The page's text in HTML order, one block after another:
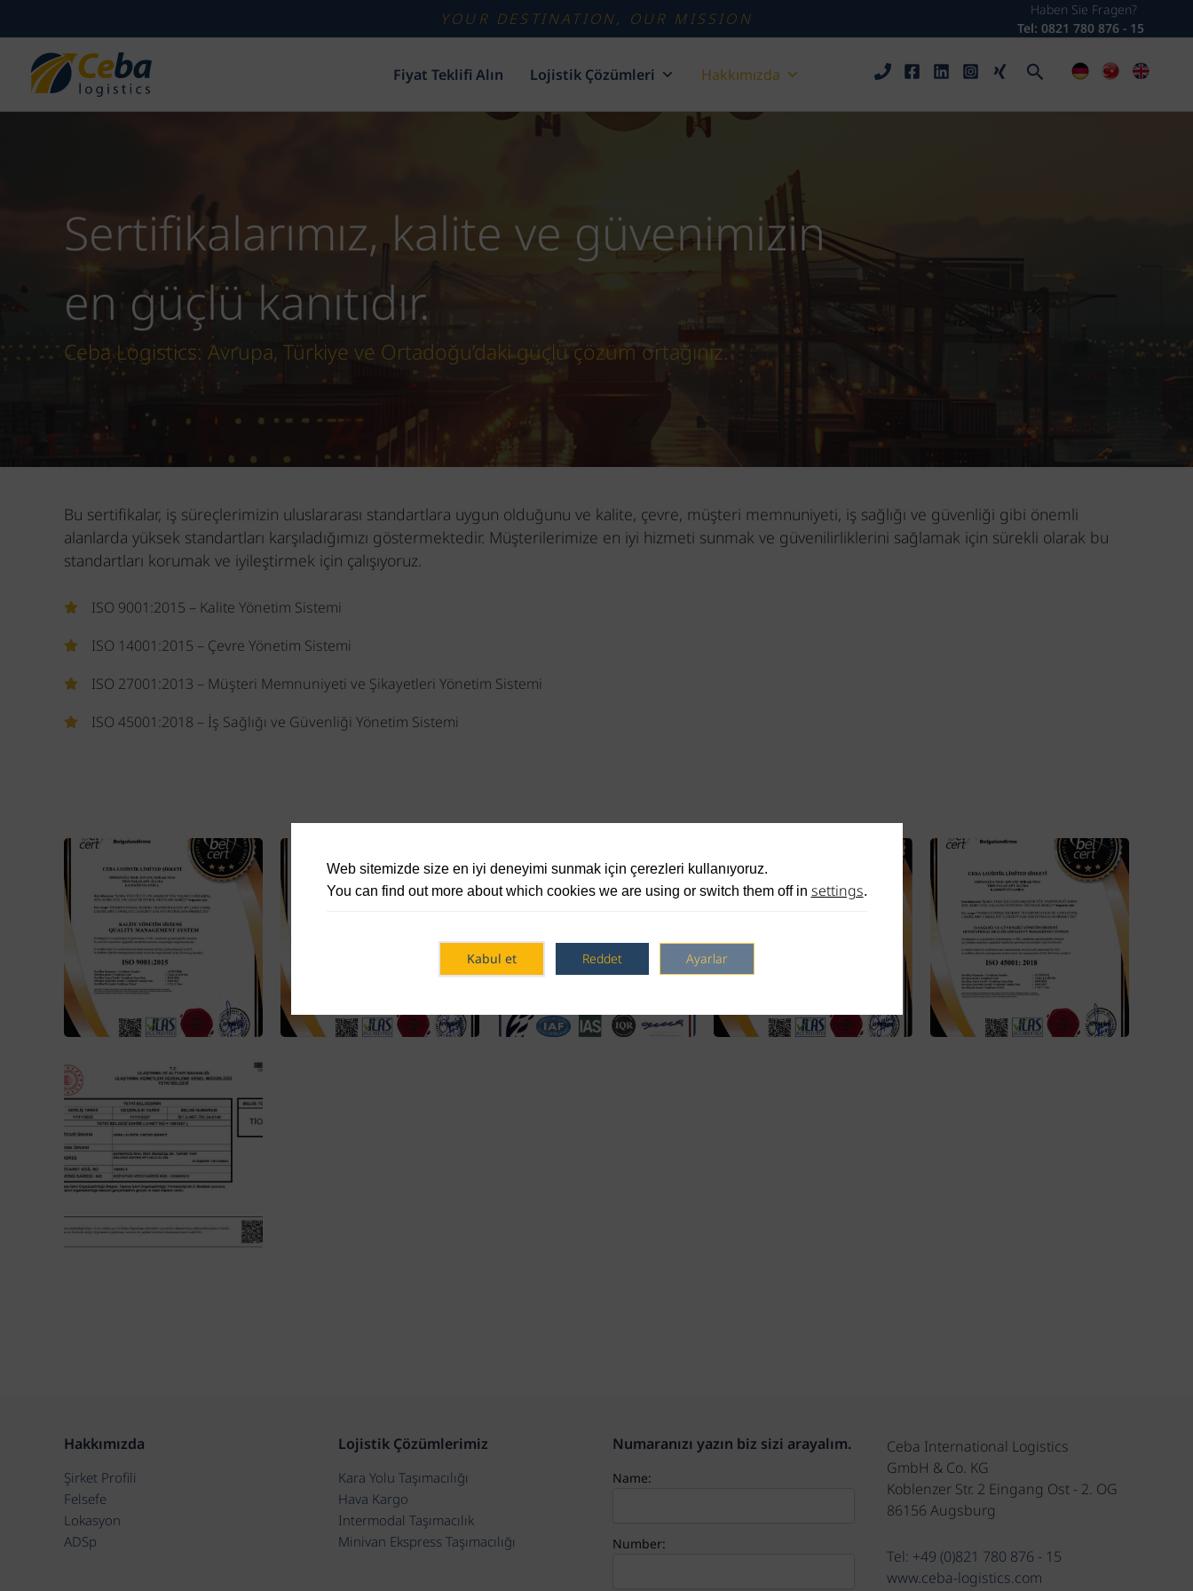
YOUR DESTINATION, OUR MISSION
Haben Sie Fragen?
Tel: 0821 780 876 - 15
Fiyat Teklifi Alın Lojistik Çözümleri Hakkımızda Arama
Sertifikalarımız, kalite ve güvenimizin
en güçlü kanıtıdır.
Ceba Logistics: Avrupa, Türkiye ve Ortadoğu’daki güçlü çözüm ortağınız.
Bu sertifikalar, iş süreçlerimizin uluslararası standartlara uygun olduğunu ve kalite, çevre, müşteri memnuniyeti, iş sağlığı ve güvenliği gibi önemli
alanlarda yüksek standartları karşıladığımızı göstermektedir. Müşterilerimize en iyi hizmeti sunmak ve güvenilirliklerini sağlamak için sürekli olarak bu
standartları korumak ve iyileştirmek için çalışıyoruz.
ISO 9001:2015 – Kalite Yönetim Sistemi
ISO 14001:2015 – Çevre Yönetim Sistemi
ISO 27001:2013 – Müşteri Memnuniyeti ve Şikayetleri Yönetim Sistemi
ISO 45001:2018 – İş Sağlığı ve Güvenliği Yönetim Sistemi
Hakkımızda
Şirket Profili
Felsefe
Lokasyon
ADSp
Lojistik Çözümlerimiz
Kara Yolu Taşımacılığı
Hava Kargo
Intermodal Taşımacılık
Minivan Ekspress Taşımacılığı
Numaranızı yazın biz sizi arayalım.
Name:
Number:
Ceba International Logistics
GmbH & Co. KG
Koblenzer Str. 2 Eingang Ost - 2. OG
86156 Augsburg
Tel: +49 (0)821 780 876 - 15
www.ceba-logistics.com
Web sitemizde size en iyi deneyimi sunmak için çerezleri kullanıyoruz.
You can find out more about which cookies we are using or switch them off in settings.
Kabul et Reddet Ayarlar